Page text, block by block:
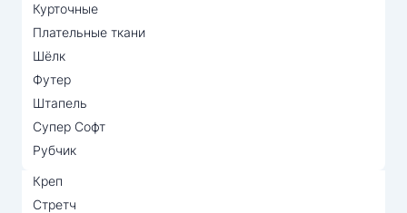
Курточные
Плательные ткани
Шёлк
Футер
Штапель
Супер Софт
Рубчик
Креп
Стретч